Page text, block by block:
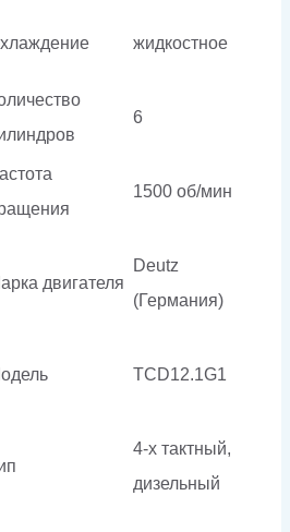
жидкостное
6
1500 об/мин
двигателя
Deutz
(Германия)
TCD12.1G1
4-х тактный,
дизельный